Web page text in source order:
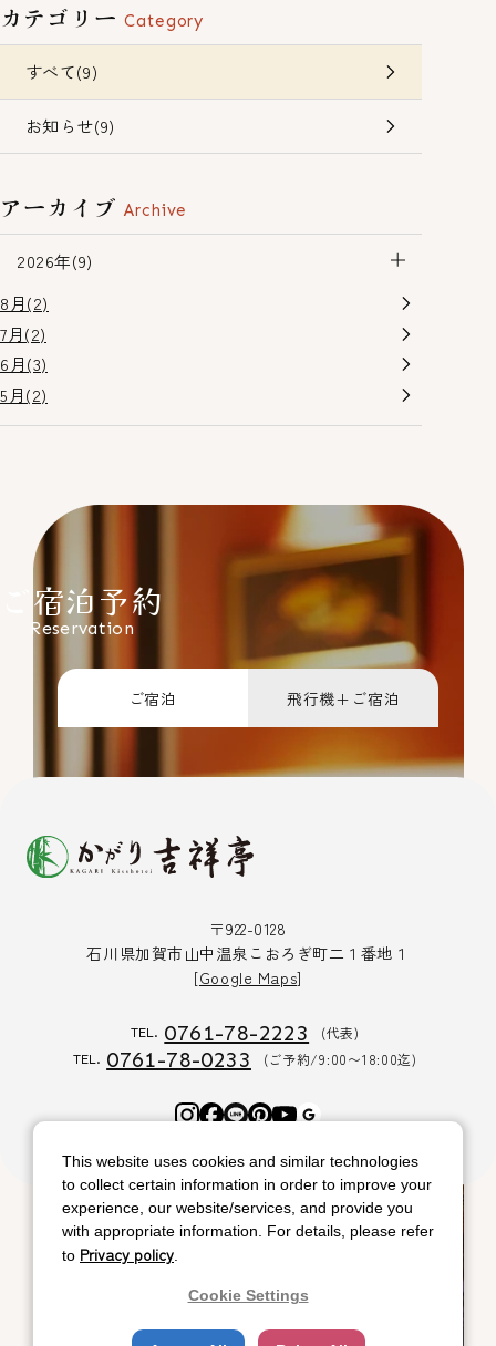
カテゴリー Category
すべて(9)
お知らせ(9)
アーカイブ Archive
2026年(9)
8月(2)
7月(2)
6月(3)
5月(2)
ご宿泊予約
Reservation
ご宿泊 飛行機+ご宿泊
〒922-0128
石川県加賀市山中温泉こおろぎ町二１番地１
[Google Maps]
TEL. 0761-78-2223 (代表)
TEL. 0761-78-0233 (ご予約/9:00〜18:00迄)
F
a
c
e
b
o
k
L
I
N
E
P
i
n
t
e
r
s
Y
o
u
t
u
b
G
o
o
g
l
e
ルネッサンス リゾート オキナワ
ココ ガーデンリゾート オキナワ
This website uses cookies and similar technologies
to collect certain information in order to improve your
experience, our website/services, and provide you
with appropriate information. For details, please refer
to Privacy policy
Cookie Settings